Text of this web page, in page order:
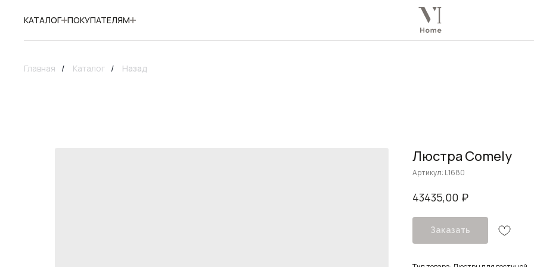
КАТАЛОГ ПОКУПАТЕЛЯМ
Главная / Каталог / Назад
Люстра Comely
Артикул: L1680
43435,00 ₽
Заказать